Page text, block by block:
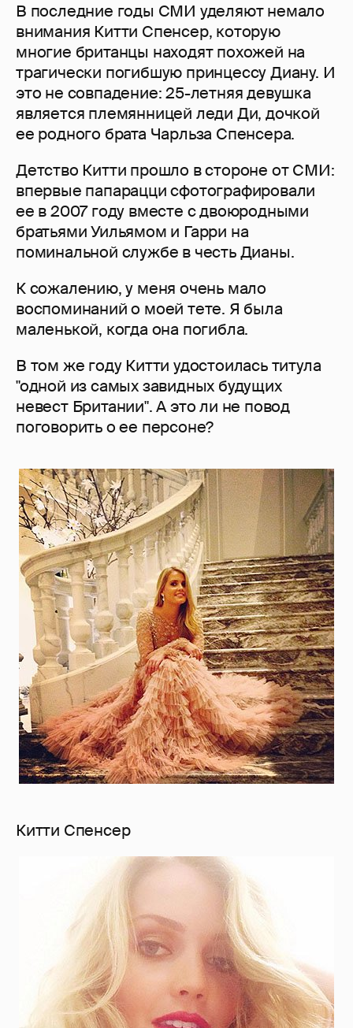
В последние годы СМИ уделяют немало
внимания Китти Спенсер, которую
многие британцы находят похожей на
трагически погибшую принцессу Диану. И
это не совпадение: 25-летняя девушка
является племянницей леди Ди, дочкой
ее родного брата Чарльза Спенсера.
Детство Китти прошло в стороне от СМИ:
впервые папарацци сфотографировали
ее в 2007 году вместе с двоюродными
братьями Уильямом и Гарри на
поминальной службе в честь Дианы.
К сожалению, у меня очень мало
воспоминаний о моей тете. Я была
маленькой, когда она погибла.
В том же году Китти удостоилась титула
"одной из самых завидных будущих
невест Британии". А это ли не повод
поговорить о ее персоне?
Китти Спенсер